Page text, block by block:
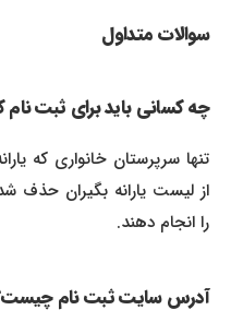
سوالات متداول
چه کسانی باید برای ثبت نام
تنها سرپرستان خانواری که
از لیست یارانه بگیران حذف شده
را انجام دهند.
آدرس سایت ثبت نام چیست؟